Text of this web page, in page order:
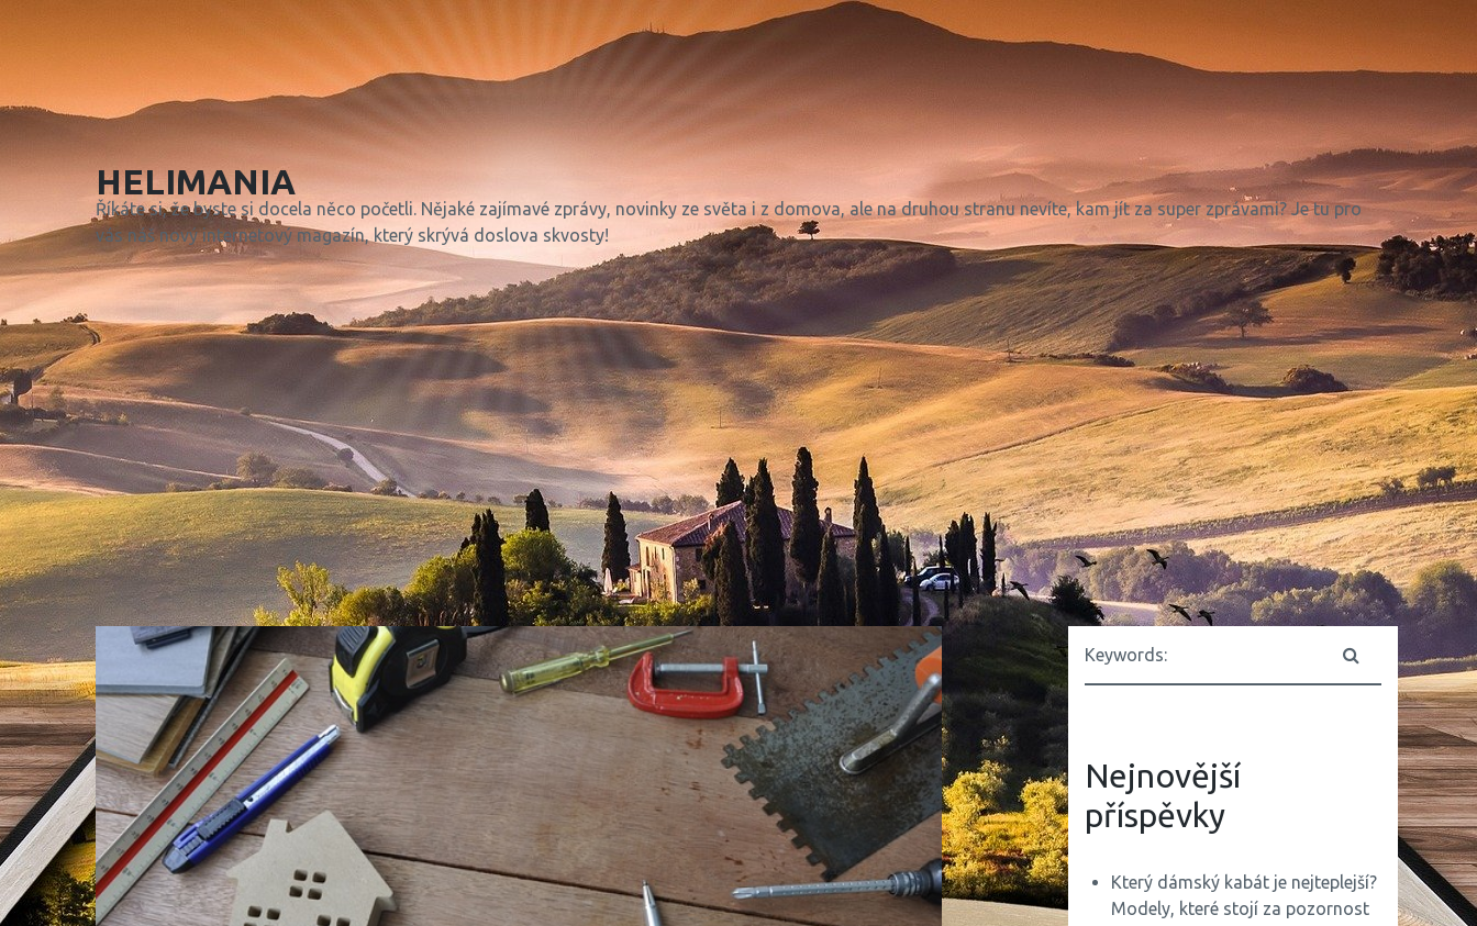
HELIMANIA
Říkáte si, že byste si docela něco početli. Nějaké zajímavé zprávy, novinky ze světa i z domova, ale na druhou stranu nevíte, kam jít za super zprávami? Je tu pro
vás náš nový internetový magazín, který skrývá doslova skvosty!
Nejnovější
příspěvky
Který dámský kabát je nejteplejší?
Modely, které stojí za pozornost